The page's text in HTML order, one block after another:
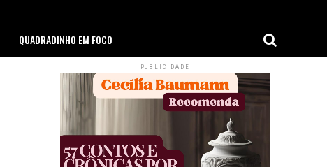
QUADRADINHO EM FOCO
PUBLICIDADE